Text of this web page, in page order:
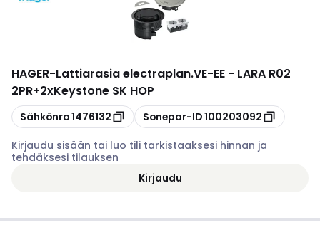
HAGER-Lattiarasia electraplan.VE-EE - LARA R02
2PR+2xKeystone SK HOP
Kopioi
Sähkönro1476132 Kopioi
Sonepar-ID100203092
Kirjaudu sisään tai luo tili tarkistaaksesi hinnan ja
tehdäksesi tilauksen
Kirjaudu